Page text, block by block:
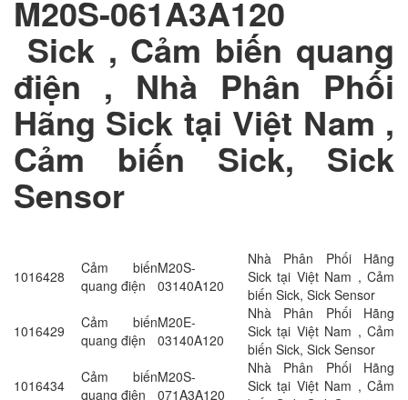
M20S-061A3A120​​​
Sick , Cảm biến quang
điện , Nhà Phân Phối
Hãng Sick tại Việt Nam ,
Cảm biến Sick, Sick
Sensor
1016428
Cảm biến
quang điện
M20S-
03140A120
Nhà Phân Phối Hãng
Sick tại Việt Nam , Cảm
biến Sick, Sick Sensor
1016429
Cảm biến
quang điện
M20E-
03140A120
Nhà Phân Phối Hãng
Sick tại Việt Nam , Cảm
biến Sick, Sick Sensor
1016434
Cảm biến
quang điện
M20S-
071A3A120
Nhà Phân Phối Hãng
Sick tại Việt Nam , Cảm